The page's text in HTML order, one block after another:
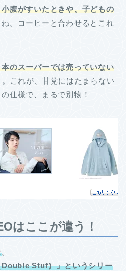
腹がすいたときや、子どもの
。コーヒーと合わせるとこれ
本のスーパーでは売っていない
これが、甘党にはたまらない
仕様で、まるで別物！
はここが違う！
。
Double Stuf）」というシリー